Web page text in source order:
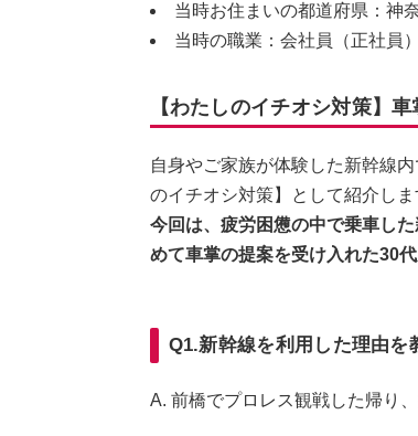
当時お住まいの都道府県：神
当時の職業：会社員（正社員）
【わたしのイチオシ対策】
自身やご家族が体験した新幹線
のイチオシ対策】として紹介しま
今回は、疲労困憊の中で乗車し
めて車掌の提案を受け入れた30
Q1.新幹線を利用した理由を
A. 前橋でプロレス観戦した帰り